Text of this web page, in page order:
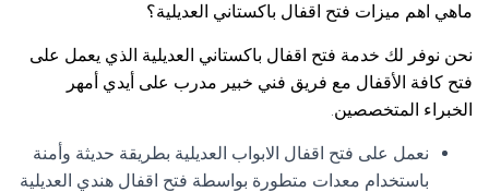
ماهي اهم ميزات فتح اقفال باكستاني العديلية؟
نحن نوفر لك خدمة فتح اقفال باكستاني العديلية الذي يعمل على
فتح كافة الأقفال مع فريق فني خبير مدرب على أيدي أمهر
الخبراء المتخصصين.
نعمل على فتح اقفال الابواب العديلية بطريقة حديثة وأمنة
باستخدام معدات متطورة بواسطة فتح اقفال هندي العديلية